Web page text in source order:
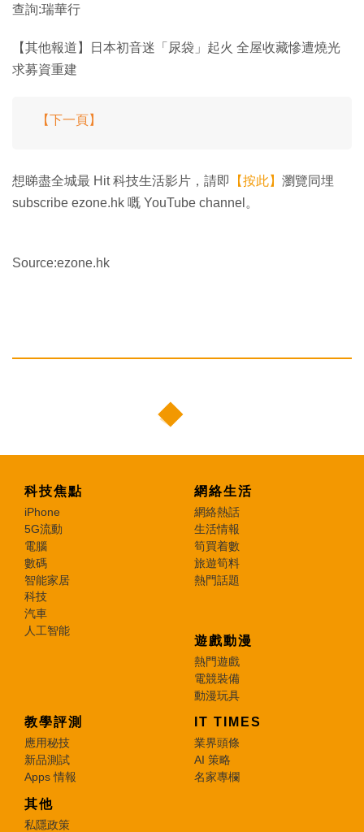
查詢:瑞華行
【其他報道】日本初音迷「尿袋」起火 全屋收藏慘遭燒光
求募資重建
【下一頁】
想睇盡全城最 Hit 科技生活影片，請即 【按此】 瀏覽同埋
subscribe ezone.hk 嘅 YouTube channel。
Source:ezone.hk
科技焦點
iPhone
5G流動
電腦
數碼
智能家居
科技
汽車
人工智能
網絡生活
網絡熱話
生活情報
筍買着數
旅遊筍料
熱門話題
遊戲動漫
熱門遊戲
電競裝備
動漫玩具
教學評測
應用秘技
新品測試
Apps 情報
IT TIMES
業界頭條
AI 策略
名家專欄
其他
私隱政策